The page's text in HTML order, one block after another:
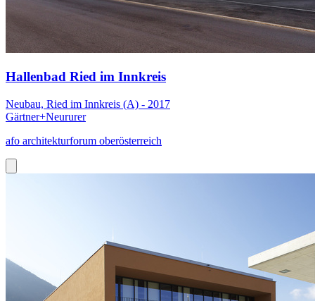
Hallenbad Ried im Innkreis
Neubau, Ried im Innkreis (A) - 2017
Gärtner+Neururer
afo architekturforum oberösterreich